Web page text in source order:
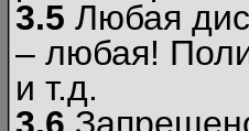
3.5 Любая
– любая!
и т.д.